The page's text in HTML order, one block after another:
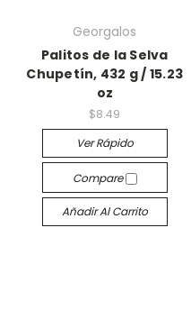
Georgalos
Palitos de la Selva
Chupetín, 432 g / 15.23
oz
$8.49
Ver Rápido
Compare
Añadir Al Carrito